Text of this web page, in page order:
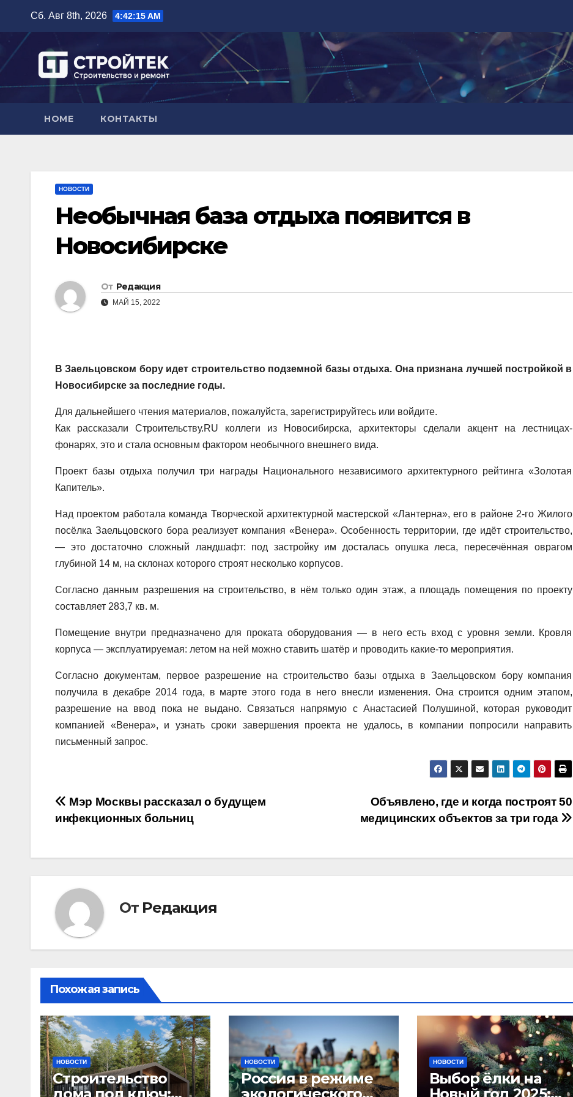
содержимому
Сб. Авг 8th, 2026 4:42:16 AM
HOME КОНТАКТЫ
НОВОСТИ
Необычная база отдыха появится в
Новосибирске
От Редакция
МАЙ 15, 2022
В Заельцовском бору идет строительство подземной базы отдыха. Она признана лучшей постройкой в
Новосибирске за последние годы.
Для дальнейшего чтения материалов, пожалуйста, зарегистрируйтесь или войдите.
Как рассказали Строительству.RU коллеги из Новосибирска, архитекторы сделали акцент на лестницах-
фонарях, это и стала основным фактором необычного внешнего вида.
Проект базы отдыха получил три награды Национального независимого архитектурного рейтинга «Золотая
Капитель».
Над проектом работала команда Творческой архитектурной мастерской «Лантерна», его в районе 2-го Жилого
посёлка Заельцовского бора реализует компания «Венера». Особенность территории, где идёт строительство,
— это достаточно сложный ландшафт: под застройку им досталась опушка леса, пересечённая оврагом
глубиной 14 м, на склонах которого строят несколько корпусов.
Согласно данным разрешения на строительство, в нём только один этаж, а площадь помещения по проекту
составляет 283,7 кв. м.
Помещение внутри предназначено для проката оборудования — в него есть вход с уровня земли. Кровля
корпуса — эксплуатируемая: летом на ней можно ставить шатёр и проводить какие-то мероприятия.
Согласно документам, первое разрешение на строительство базы отдыха в Заельцовском бору компания
получила в декабре 2014 года, в марте этого года в него внесли изменения. Она строится одним этапом,
разрешение на ввод пока не выдано. Связаться напрямую с Анастасией Полушиной, которая руководит
компанией «Венера», и узнать сроки завершения проекта не удалось, в компании попросили направить
письменный запрос.
Навигация
по
записям
Объявлено, где и когда построят 50
медицинских объектов за три года
Мэр Москвы рассказал о будущем
инфекционных больниц
От Редакция
Похожая запись
НОВОСТИ
Строительство
НОВОСТИ
Россия в режиме
НОВОСТИ
Выбор ёлки на